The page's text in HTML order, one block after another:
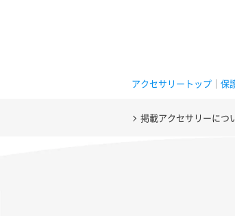
アクセサリートップ 保
掲載アクセサリーにつ